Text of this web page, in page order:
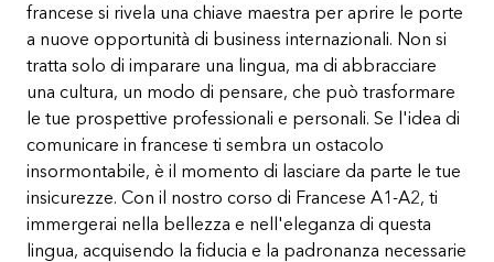
francese si rivela una chiave maestra per aprire le porte
a nuove opportunità di business internazionali. Non si
tratta solo di imparare una lingua, ma di abbracciare
una cultura, un modo di pensare, che può trasformare
le tue prospettive professionali e personali. Se l'idea di
comunicare in francese ti sembra un ostacolo
insormontabile, è il momento di lasciare da parte le tue
insicurezze. Con il nostro corso di Francese A1-A2, ti
immergerai nella bellezza e nell'eleganza di questa
lingua, acquisendo la fiducia e la padronanza necessarie